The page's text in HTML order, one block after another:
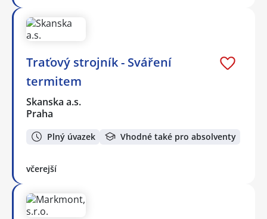
Traťový strojník - Sváření
termitem
Skanska a.s.
Praha
Plný úvazek Vhodné také pro absolventy
včerejší